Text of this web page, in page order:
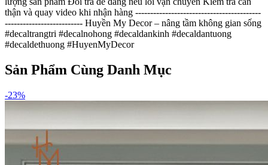
thận và quay video khi nhận hàng ------------------------------------------
-------------------------- Huyền My Decor – nâng tầm không gian sống
#decaltrangtri #decalnohong #decaldankinh #decaldantuong
#decaldethuong #HuyenMyDecor
Sản Phẩm Cùng Danh Mục
-23%